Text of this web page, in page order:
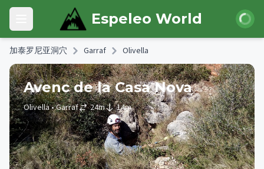
Skip to main content
Open main menu Espeleo World 登录
加泰罗尼亚洞穴 Garraf Olivella
Avenc de la Casa Nova
Olivella• Garraf 24m 14m